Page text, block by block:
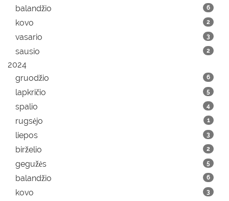
balandžio 6
kovo 2
vasario 3
sausio 2
2024
gruodžio
6
lapkričio 5
spalio 4
rugsėjo 1
liepos 3
birželio 2
gegužės 5
balandžio 6
kovo 3